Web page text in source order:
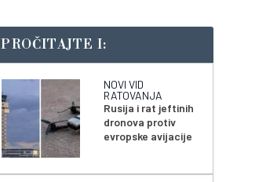
PROČITAJTE I:
NOVI VID
RATOVANJA
Rusija i rat jeftinih
dronova protiv
evropske avijacije